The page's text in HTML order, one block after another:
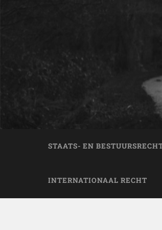
STAATS- EN
INTERNATIONAAL RECHT